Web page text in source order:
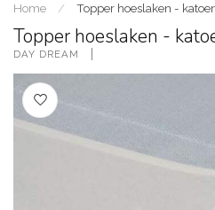
Home / Topper hoeslaken -
Topper hoeslaken -
DAY DREAM